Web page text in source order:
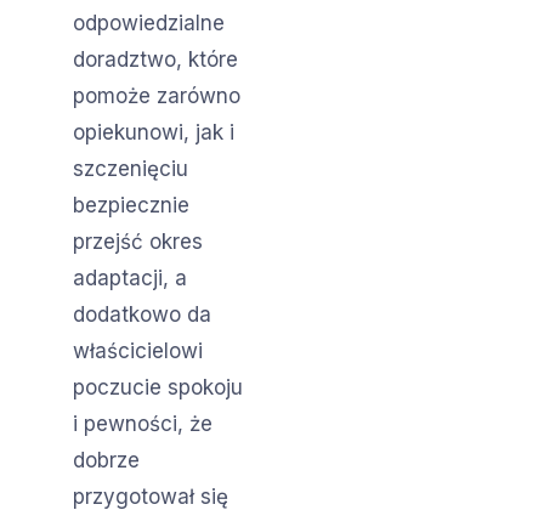
odpowiedzialne
doradztwo, które
pomoże zarówno
opiekunowi, jak i
szczenięciu
bezpiecznie
przejść okres
adaptacji, a
dodatkowo da
właścicielowi
poczucie spokoju
i pewności, że
dobrze
przygotował się